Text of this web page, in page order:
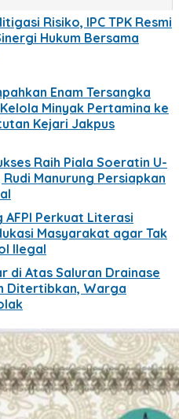
Risiko, IPC TPK Resmi
Hukum Bersama
Enam Tersangka
Minyak Pertamina ke
Kejari Jakpus
Raih Piala Soeratin U-
Rudi Manurung Persiapkan
AFPI Perkuat Literasi
Masyarakat agar Tak
Ilegal
di Atas Saluran Drainase
Ditertibkan, Warga